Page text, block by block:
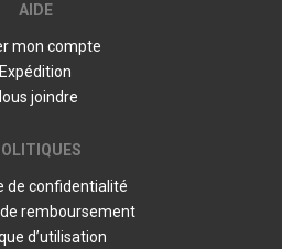
AIDE
mon compte
Expédition
joindre
de confidentialité
remboursement
d’utilisation